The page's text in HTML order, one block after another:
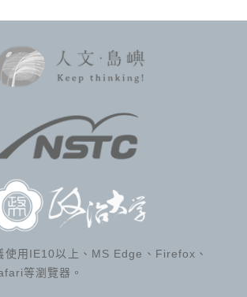
使用IE10以上、MS Edge、Firefox、
等瀏覽器。